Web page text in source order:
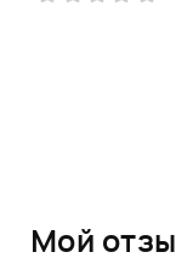
Мой